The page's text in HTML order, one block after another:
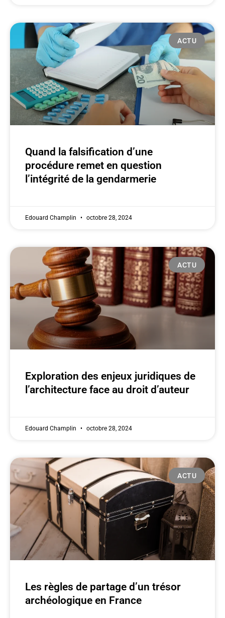
ACTU
Quand la falsification d’une
procédure remet en question
l’intégrité de la gendarmerie
Edouard Champlin octobre 28, 2024
ACTU
Exploration des enjeux juridiques de
l’architecture face au droit d’auteur
Edouard Champlin octobre 28, 2024
ACTU
Les règles de partage d’un trésor
archéologique en France